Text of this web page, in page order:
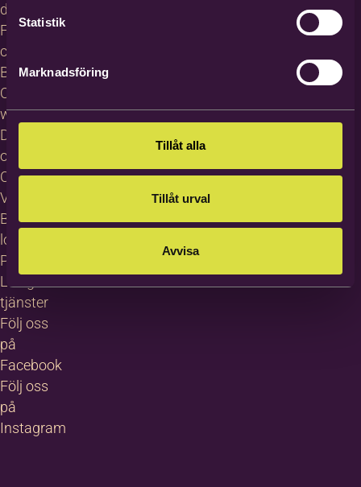
Statistik
Marknadsföring
Tillåt alla
Tillåt urval
Avvisa
deltagare
För
cirkelledare
Blanketter
Om
webbplatsen
Dataskydd
och GDPR
Cookies
Visselblåsning
Bildas
logotyp
Pressrum
Lediga
tjänster
Följ oss
på
Facebook
Följ oss
på
Instagram